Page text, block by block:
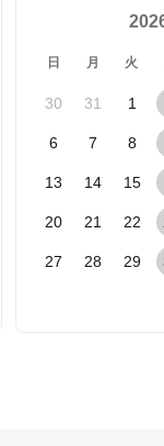
日 月 火
30 31 1
6 7 8
13 14 15
20 21 22
27 28 29